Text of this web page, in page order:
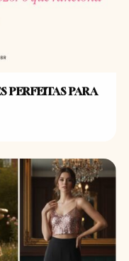
PERFEITAS PARA